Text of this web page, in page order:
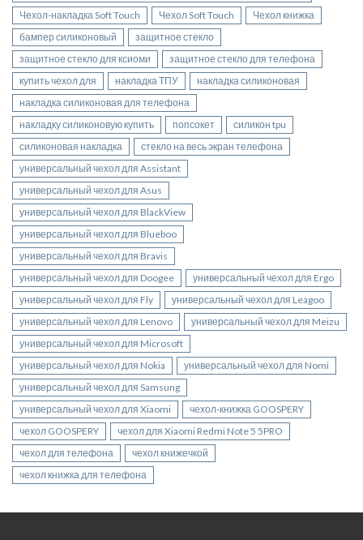
Чехол-накладка Soft Touch
Чехол Soft Touch
Чехол книжка
бампер силиконовый
защитное стекло
защитное стекло для ксиоми
защитное стекло для телефона
купить чехол для
накладка ТПУ
накладка силиконовая
накладка силиконовая для телефона
накладку силиконовую купить
попсокет
силикон tpu
силиконовая накладка
стекло на весь экран телефона
универсальный чехол для Assistant
универсальный чехол для Asus
универсальный чехол для BlackView
универсальный чехол для Blueboo
универсальный чехол для Bravis
универсальный чехол для Doogee
универсальный чехол для Ergo
универсальный чехол для Fly
универсальный чехол для Leagoo
универсальный чехол для Lenovo
универсальный чехол для Meizu
универсальный чехол для Microsoft
универсальный чехол для Nokia
универсальный чехол для Nomi
универсальный чехол для Samsung
универсальный чехол для Xiaomi
чехол-книжка GOOSPERY
чехол GOOSPERY
чехол для Xiaomi Redmi Note 5 5PRO
чехол для телефона
чехол книжечкой
чехол книжка для телефона